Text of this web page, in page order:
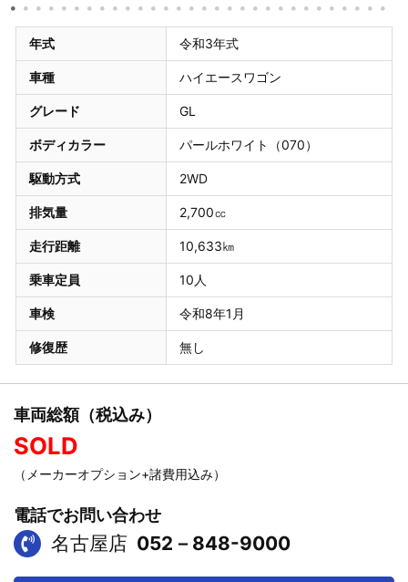
年式 令和3年式
車種 ハイエースワゴン
グレード GL
ボディカラー パールホワイト（070）
駆動方式 2WD
排気量 2,700㏄
走行距離 10,633㎞
乗車定員 10人
車検 令和8年1月
修復歴 無し
車両総額（税込み）
SOLD
（メーカーオプション+諸費用込み）
電話でお問い合わせ
名古屋店 052－848-9000